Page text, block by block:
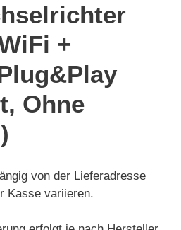
+
Ohne
von der Lieferadresse
Kasse variieren.